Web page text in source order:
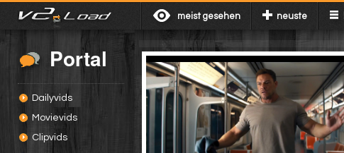
meist gesehen neuste
Portal
Dailyvids
Movievids
Clipvids